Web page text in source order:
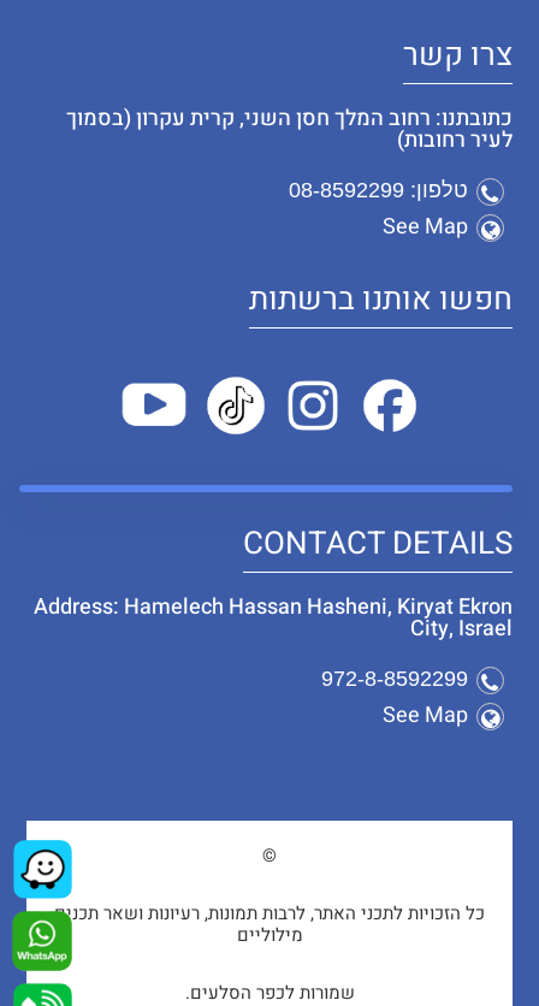
צרו קשר
כתובתנו: רחוב המלך חסן השני, קרית עקרון (בסמוך
לעיר רחובות)
טלפון: 08-8592299
See Map
חפשו אותנו ברשתות
CONTACT DETAILS
Address: Hamelech Hassan Hasheni, Kiryat Ekron
City, Israel
972-8-8592299
See Map
©
כל הזכויות לתכני האתר, לרבות תמונות, רעיונות ושאר תכנים
מילוליים
שמורות לכפר הסלעים.